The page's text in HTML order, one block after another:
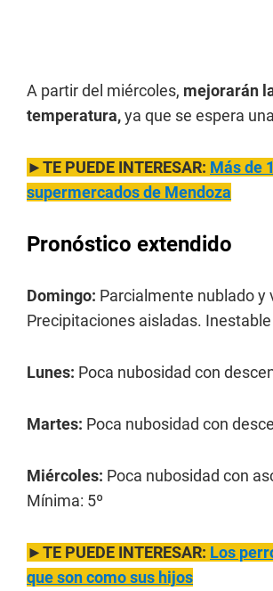
A partir del miércoles, mejorarán
temperatura,ya que se espera una
►TE PUEDE INTERESAR: Más de
supermercados de Mendoza
Pronóstico extendido
Domingo: Parcialmente nublado
Precipitaciones aisladas.
Lunes: Poca nubosidad con
Martes: Poca nubosidad con
Miércoles: Poca nubosidad con
Mínima: 5º
►TE PUEDE INTERESAR: Los
que son como sus hijos